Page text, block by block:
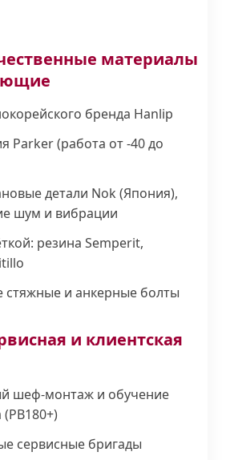
материалы
бренда Hanlip
Parker (работа от -40 до
детали Nok (Япония),
шум и вибрации
резина Semperit,
стяжные и анкерные болты
и клиентская
шеф-монтаж и обучение
сервисные бригады